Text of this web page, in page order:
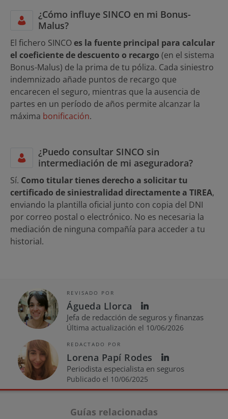
¿Cómo influye SINCO en mi Bonus-
Malus?
El fichero SINCO es la fuente principal para calcular
el coeficiente de descuento o recargo (en el sistema
Bonus-Malus) de la prima de tu póliza. Cada siniestro
indemnizado añade puntos de recargo que
encarecen el seguro, mientras que la ausencia de
partes en un período de años permite alcanzar la
máxima bonificación.
¿Puedo consultar SINCO sin
intermediación de mi aseguradora?
Sí. Como titular tienes derecho a solicitar tu
certificado de siniestralidad directamente a TIREA,
enviando la plantilla oficial junto con copia del DNI
por correo postal o electrónico. No es necesaria la
mediación de ninguna compañía para acceder a tu
historial.
REVISADO POR
Águeda Llorca
Jefa de redacción de seguros y finanzas
Última actualización el 10/06/2026
REDACTADO POR
Lorena Papí Rodes
Periodista especialista en seguros
Publicado el 10/06/2025
Guías relacionadas